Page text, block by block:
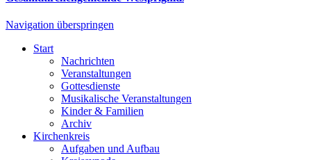
Navigation überspringen
Start
Nachrichten
Veranstaltungen
Gottesdienste
Musikalische Veranstaltungen
Kinder & Familien
Archiv
Kirchenkreis
Aufgaben und Aufbau